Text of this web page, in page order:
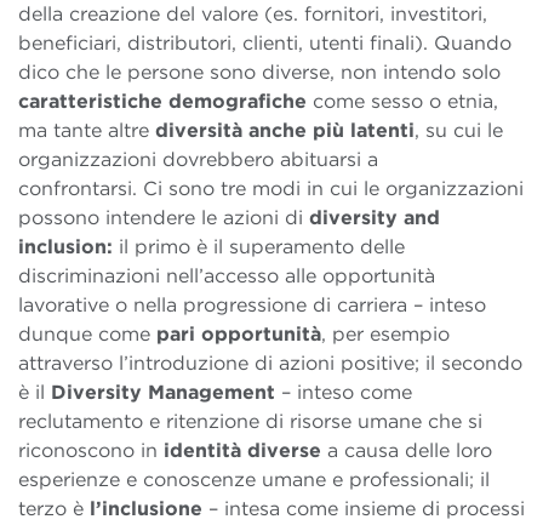
della creazione del valore (es. fornitori, investitori,
beneficiari, distributori, clienti, utenti finali). Quando
dico che le persone sono diverse, non intendo solo
caratteristiche demografiche come sesso o etnia,
ma tante altre diversità anche più latenti, su cui le
organizzazioni dovrebbero abituarsi a
confrontarsi. Ci sono tre modi in cui le organizzazioni
possono intendere le azioni di diversity and
inclusion: il primo è il superamento delle
discriminazioni nell’accesso alle opportunità
lavorative o nella progressione di carriera – inteso
dunque come pari opportunità, per esempio
attraverso l’introduzione di azioni positive; il secondo
è il Diversity Management – inteso come
reclutamento e ritenzione di risorse umane che si
riconoscono in identità diverse a causa delle loro
esperienze e conoscenze umane e professionali; il
terzo è l’inclusione – intesa come insieme di processi